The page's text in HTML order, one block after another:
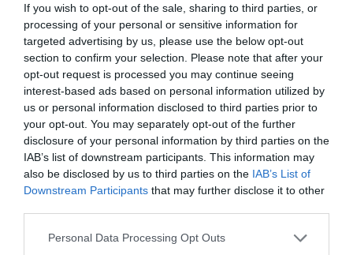
If you wish to opt-out of the sale, sharing to third parties, or
processing of your personal or sensitive information for
targeted advertising by us, please use the below opt-out
section to confirm your selection. Please note that after your
opt-out request is processed you may continue seeing
interest-based ads based on personal information utilized by
us or personal information disclosed to third parties prior to
your opt-out. You may separately opt-out of the further
disclosure of your personal information by third parties on the
IAB’s list of downstream participants. This information may
also be disclosed by us to third parties on the IAB’s List of
Downstream Participants that may further disclose it to other
Personal Data Processing Opt Outs
L'hotel dispone di 48 camere elegantemente arredate, arricchite con
tendaggi e copriletti in coordinato, "applique" in vetro di Murano alle pareti,
pavimenti in parquet o co moquette.
Le camere doppie Standard, piccole ma confortevoli e per non fumatori,
sono dotate di minibar, TV color satellitare, collegamento a Internet,
PayTV, bagno privato con box doccia.
Le Junior Suite dispongono di scrittoio e di tavolo, mentre le Suite offrono
due aree separate, una per la camera da letto, l'altra per soggiorno e
studio.
Innumerevoli le dotazioni per soddisfare qualunque tipo di esigenza:
impianto di climatizzazione autonomo, cassaforte, TV color satellitare e
PayTV, web TV (per la navigazione Internet attraverso il televisore) e
musica on demand.
Le Suite dispongono di bagni con vasca idromassaggio, mentre le Junior
dimensioni.